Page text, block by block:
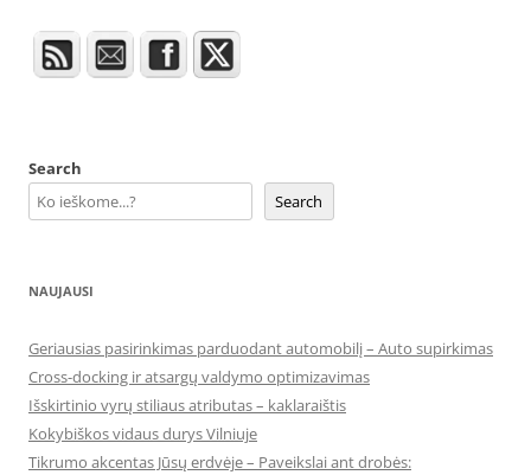
Search
Search
NAUJAUSI
Geriausias pasirinkimas parduodant automobilį – Auto supirkimas
Cross-docking ir atsargų valdymo optimizavimas
Išskirtinio vyrų stiliaus atributas – kaklaraištis
Kokybiškos vidaus durys Vilniuje
Tikrumo akcentas Jūsų erdvėje – Paveikslai ant drobės: